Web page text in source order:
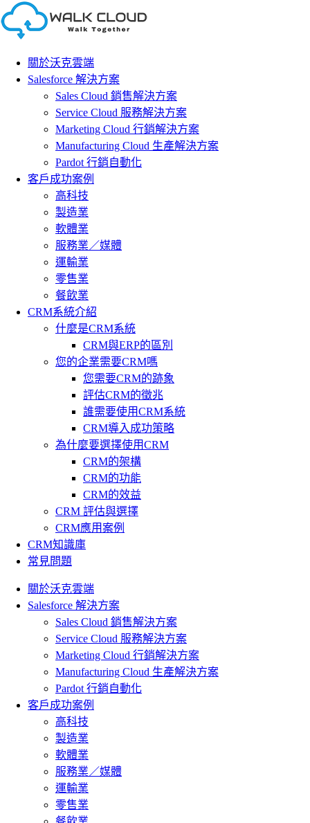
Skip
to
content
關於沃克雲端
Salesforce 解決方案
Sales Cloud 銷售解決方案
Service Cloud 服務解決方案
Marketing Cloud 行銷解決方案
Manufacturing Cloud 生產解決方案
Pardot 行銷自動化
客戶成功案例
高科技
製造業
軟體業
服務業／媒體
運輸業
零售業
餐飲業
CRM系統介紹
什麼是CRM系統
CRM與ERP的區別
您的企業需要CRM嗎
您需要CRM的跡象
評估CRM的徵兆
誰需要使用CRM系統
CRM導入成功策略
為什麼要選擇使用CRM
CRM的架構
CRM的功能
CRM的效益
CRM 評估與選擇
CRM應用案例
CRM知識庫
常見問題
關於沃克雲端
Salesforce 解決方案
Sales Cloud 銷售解決方案
Service Cloud 服務解決方案
Marketing Cloud 行銷解決方案
Manufacturing Cloud 生產解決方案
Pardot 行銷自動化
客戶成功案例
高科技
製造業
軟體業
服務業／媒體
運輸業
零售業